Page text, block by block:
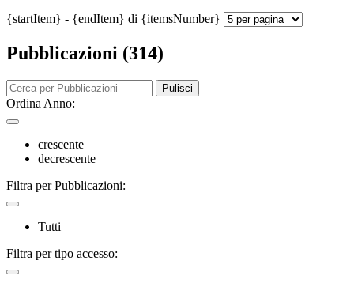
{startItem} - {endItem} di {itemsNumber}
Pubblicazioni (314)
Pulisci
Ordina Anno:
crescente
decrescente
Filtra per Pubblicazioni:
Tutti
Filtra per tipo accesso: